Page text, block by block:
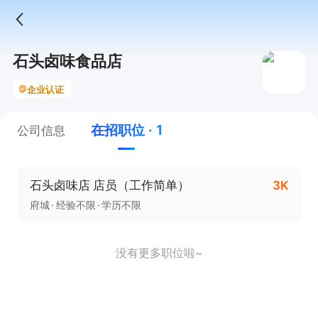
石头卤味食品店
企业认证
公司信息 在招职位 · 1
石头卤味店 店员（工作简单） 3K
府城 经验不限 学历不限
没有更多职位啦~